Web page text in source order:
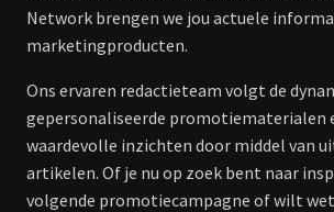
Network brengen we jou actuele
marketingproducten.
Ons ervaren redactieteam volgt de
gepersonaliseerde promotiematerialen
waardevolle inzichten door middel van
artikelen. Of je nu op zoek bent naar
volgende promotiecampagne of wilt